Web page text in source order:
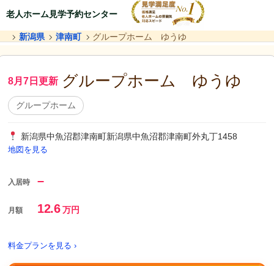
老人ホーム見学予約センター
新潟県 津南町 グループホーム ゆうゆ
8月7日更新 グループホーム ゆうゆ
グループホーム
新潟県中魚沼郡津南町新潟県中魚沼郡津南町外丸丁1458
地図を見る
入居時 –
月額 12.6万円
料金プランを見る ›